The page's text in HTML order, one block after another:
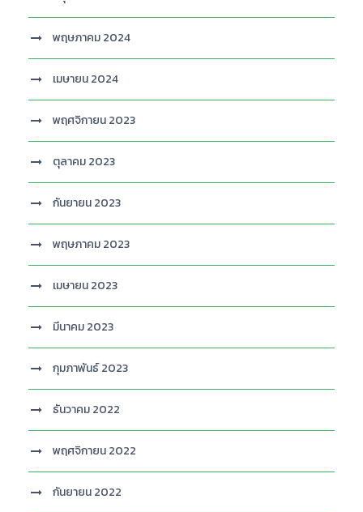
พฤษภาคม 2024
เมษายน 2024
พฤศจิกายน 2023
ตุลาคม 2023
กันยายน 2023
พฤษภาคม 2023
เมษายน 2023
มีนาคม 2023
กุมภาพันธ์ 2023
ธันวาคม 2022
พฤศจิกายน 2022
กันยายน 2022